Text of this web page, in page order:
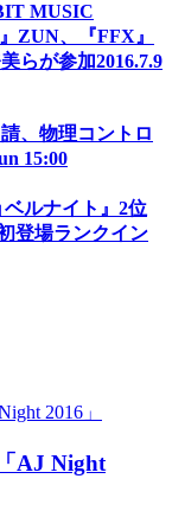
MUSIC
ZUN、『FFX』
らが参加2016.7.9
、物理コントロ
15:00
ルナイト』2位
登場ランクイン
AJ Night